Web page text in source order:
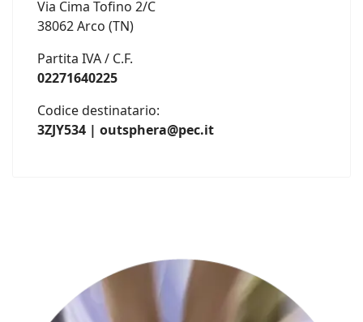
Via Cima Tofino 2/C
38062 Arco (TN)
Partita IVA / C.F.
02271640225
Codice destinatario:
3ZJY534 | outsphera@pec.it